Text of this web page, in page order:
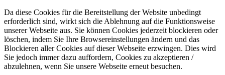
Da diese Cookies für die Bereitstellung der Website unbedingt
erforderlich sind, wirkt sich die Ablehnung auf die Funktionsweise
unserer Webseite aus. Sie können Cookies jederzeit blockieren oder
löschen, indem Sie Ihre Browsereinstellungen ändern und das
Blockieren aller Cookies auf dieser Webseite erzwingen. Dies wird
Sie jedoch immer dazu auffordern, Cookies zu akzeptieren /
abzulehnen, wenn Sie unsere Webseite erneut besuchen.